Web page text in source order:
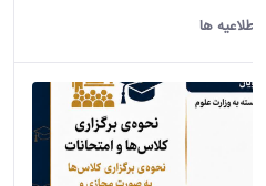
اطلاعیه ها